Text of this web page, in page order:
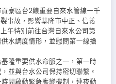
貢寮區台2線重要自來水管線一千
事故，影響基隆市中正、信義
午特別前往台灣自來水公司第
水調度情形，並慰問第一線搶
隆重要供水命脈之一，第一時
並與台水公司保持密切聯繫。
間啟動緊急應變機制，連夜動